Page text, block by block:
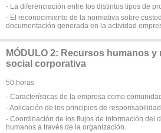
- La diferenciación entre los distintos tipos de
- El reconocimiento de la normativa sobre
documentación generada en la actividad
MÓDULO 2: Recursos humanos
social corporativa
50 horas
- Características de la empresa como
- Aplicación de los principios de
- Coordinación de los flujos de información del
humanos a través de la organización.